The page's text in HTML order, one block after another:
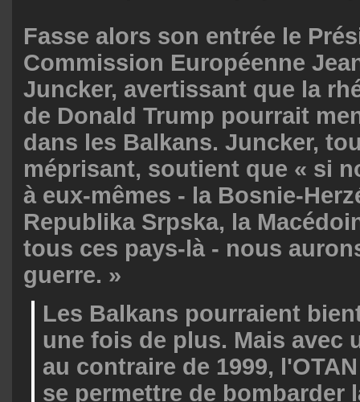
Fasse alors son entrée le
Commission Européenne
Juncker, avertissant que la
de Donald Trump pourrait
dans les Balkans. Juncker,
méprisant, soutient que « si
à eux-mêmes - la Bosnie-
Republika Srpska, la
tous ces pays-là - nous
guerre. »
Les Balkans pourraient
une fois de plus. Mais avec
au contraire de 1999,
se permettre de bombarder